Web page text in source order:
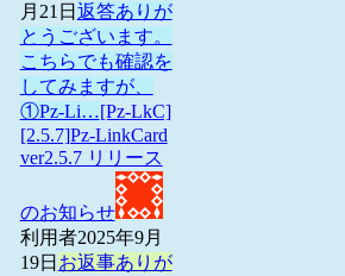
月21日 返答ありが
とうございます。
こちらでも確認を
してみますが、
①Pz-Li…[Pz-LkC]
[2.5.7]Pz-LinkCard
ver2.5.7 リリース
のお知らせ
利用者2025年9月
19日 お返事ありが